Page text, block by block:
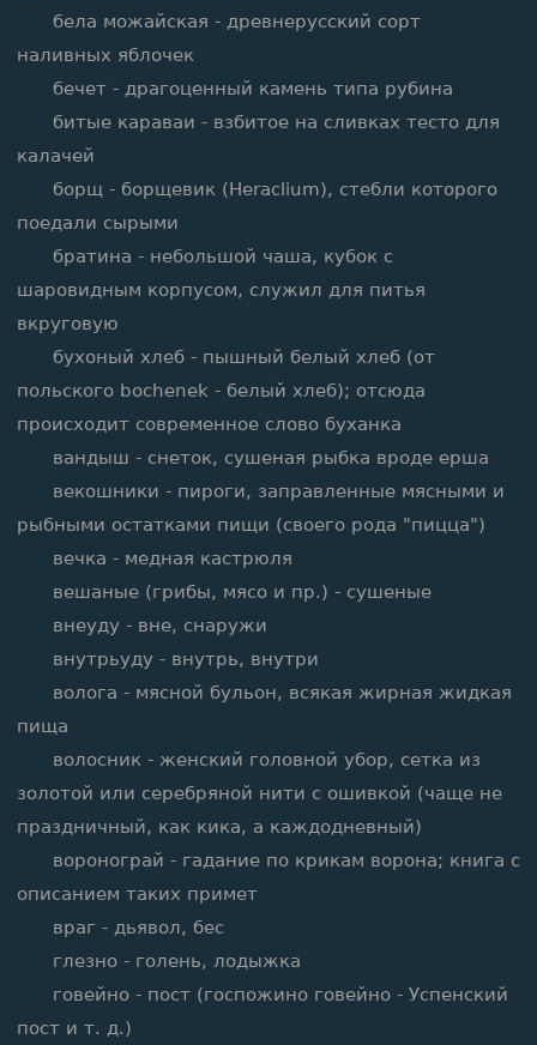
бела можайская - древнерусский сорт
наливных яблочек
бечет - драгоценный камень типа рубина
битые караваи - взбитое на сливках тесто для
калачей
борщ - борщевик (Heraclium), стебли которого
поедали сырыми
братина - небольшой чаша, кубок с
шаровидным корпусом, служил для питья
вкруговую
бухоный хлеб - пышный белый хлеб (от
польского bochenek - белый хлеб); отсюда
происходит современное слово буханка
вандыш - снеток, сушеная рыбка вроде ерша
векошники - пироги, заправленные мясными и
рыбными остатками пищи (своего рода "пицца")
вечка - медная кастрюля
вешаные (грибы, мясо и пр.) - сушеные
внеуду - вне, снаружи
внутрьуду - внутрь, внутри
волога - мясной бульон, всякая жирная жидкая
пища
волосник - женский головной убор, сетка из
золотой или серебряной нити с ошивкой (чаще не
праздничный, как кика, а каждодневный)
воронограй - гадание по крикам ворона; книга с
описанием таких примет
враг - дьявол, бес
глезно - голень, лодыжка
говейно - пост (госпожино говейно - Успенский
пост и т. д.)